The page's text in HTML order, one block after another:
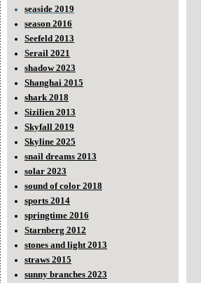
seaside 2019
season 2016
Seefeld 2013
Serail 2021
shadow 2023
Shanghai 2015
shark 2018
Sizilien 2013
Skyfall 2019
Skyline 2025
snail dreams 2013
solar 2023
sound of color 2018
sports 2014
springtime 2016
Starnberg 2012
stones and light 2013
straws 2015
sunny branches 2023